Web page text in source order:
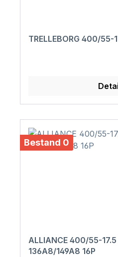
TRELLEBORG 400/55-
Bestand 0
ALLIANCE 400/55-
136A8/149A8 16P